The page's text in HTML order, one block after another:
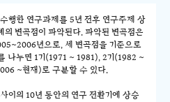
행한 연구과제를 5년 전후 연구주제 상
변곡점이 파악된다. 파악된 변곡점은
년으로, 세 변곡점을 기준으로
나누면 1기(1971 ~ 1981), 2기(1982 ~
~현재)로 구분할 수 있다.
이의 10년 동안의 연구 전환기에 상승